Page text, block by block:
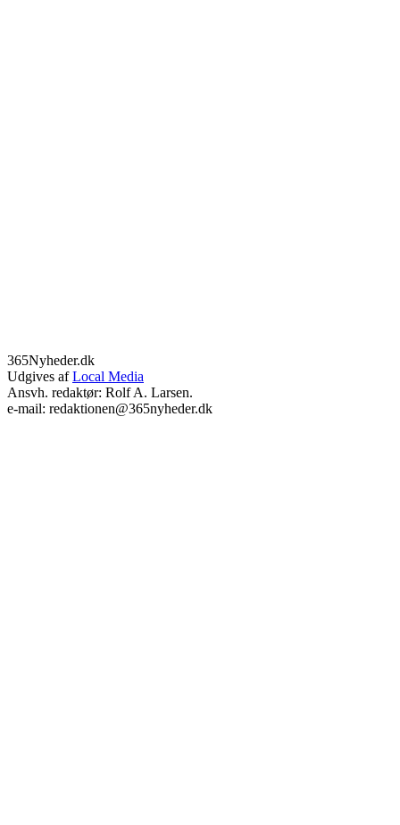
365Nyheder.dk
Udgives afLocal Media
Ansvh. redaktør: Rolf A. Larsen.
e-mail: redaktionen@365nyheder.dk